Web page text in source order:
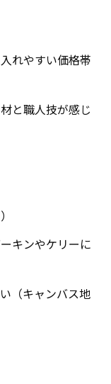
れやすい価格帯
と職人技が感じ
キンやケリーに
（キャンバス地